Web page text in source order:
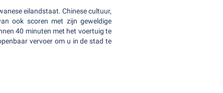
eilandstaat. Chinese cultuur,
ook scoren met zijn geweldige
40 minuten met het voertuig te
vervoer om u in de stad te